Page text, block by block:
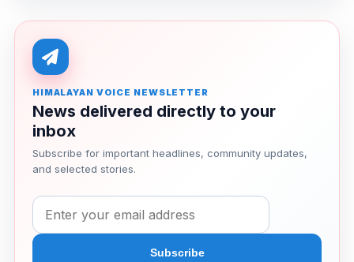
HIMALAYAN VOICE NEWSLETTER
News delivered directly to your
inbox
Subscribe for important headlines, community updates,
and selected stories.